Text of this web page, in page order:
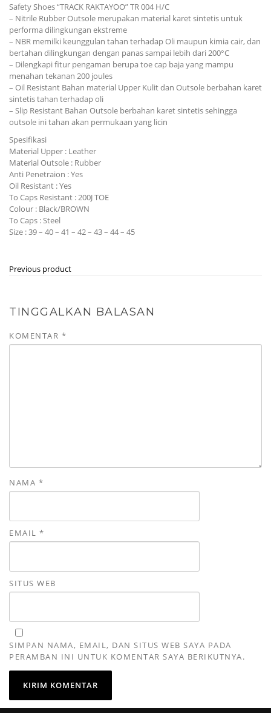
Safety Shoes “TRACK RAKTAYOO” TR 004 H/C
– Nitrile Rubber Outsole merupakan material karet sintetis untuk
performa dilingkungan ekstreme
– NBR memilki keunggulan tahan terhadap Oli maupun kimia cair, dan
bertahan dilingkungan dengan panas sampai lebih dari 200°C
– Dilengkapi fitur pengaman berupa toe cap baja yang mampu
menahan tekanan 200 joules
– Oil Resistant Bahan material Upper Kulit dan Outsole berbahan karet
sintetis tahan terhadap oli
– Slip Resistant Bahan Outsole berbahan karet sintetis sehingga
outsole ini tahan akan permukaan yang licin
Spesifikasi
Material Upper : Leather
Material Outsole : Rubber
Anti Penetraion : Yes
Oil Resistant : Yes
To Caps Resistant : 200J TOE
Colour : Black/BROWN
To Caps : Steel
Size : 39 – 40 – 41 – 42 – 43 – 44 – 45
Previous product
TINGGALKAN BALASAN
KOMENTAR *
NAMA *
EMAIL *
SITUS WEB
SIMPAN NAMA, EMAIL, DAN SITUS WEB SAYA PADA
PERAMBAN INI UNTUK KOMENTAR SAYA BERIKUTNYA.